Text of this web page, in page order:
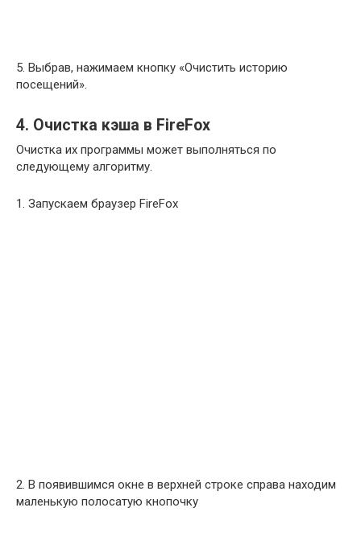
5. Выбрав, нажимаем кнопку «Очистить историю
посещений».
4. Очистка кэша в FireFox
Очистка их программы может выполняться по
следующему алгоритму.
1. Запускаем браузер FireFox
2. В появившимся окне в верхней строке справа находим
маленькую полосатую кнопочку